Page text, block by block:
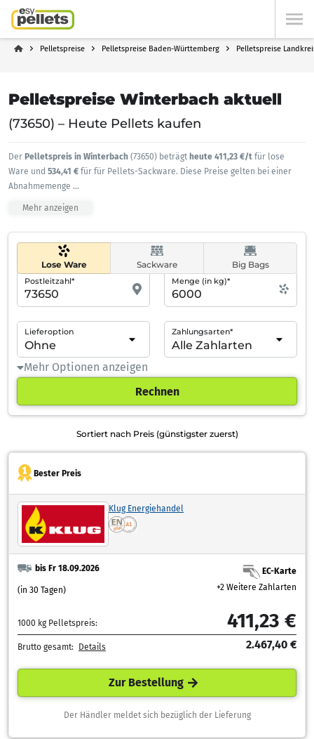
Pelletspreise Pelletspreise Baden-Württemberg Pelletspreise
Pelletspreise Winterbach aktuell
(73650) – Heute Pellets kaufen
Der Pelletspreis in Winterbach (73650) beträgt heute 411,23 €/t für lose
Ware und 534,41 € für für Pellets-Sackware. Diese Preise gelten bei einer
Abnahmemenge ...
Mehr anzeigen
Lose Ware Sackware Big Bags
Postleitzahl* Menge (in kg)*
Lieferoption Zahlungsarten*
Mehr Optionen anzeigen
Rechnen
Sortiert nach Preis (günstigster zuerst)
Bester Preis
Klug Energiehandel
bis Fr 18.09.2026
(in 30 Tagen)
EC-Karte
+2 Weitere Zahlarten
1000 kg Pelletspreis: 411,23 €
Brutto gesamt: Details 2.467,40 €
Zur Bestellung
Der Händler meldet sich bezüglich der Lieferung